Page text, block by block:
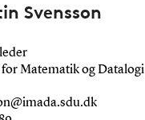
Svensson
Matematik og Datalogi